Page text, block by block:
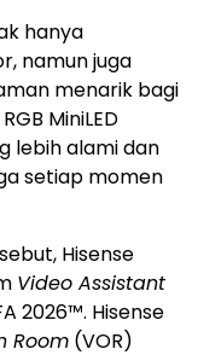
hanya
namun juga
menarik bagi
MiniLED
lebih alami dan
setiap momen
Hisense
Video Assistant
2026™. Hisense
Room (VOR)